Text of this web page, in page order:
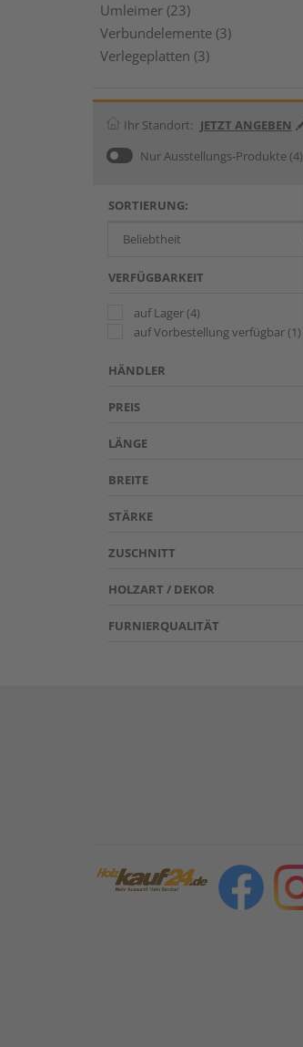
Umleimer (23)
Verbundelemente (3)
Verlegeplatten (3)
Ihr Standort: JETZT ANGEBEN
Nur Ausstellungs-Produkte (4)
SORTIERUNG:
VERFÜGBARKEIT
auf Lager(4)
auf Vorbestellung verfügbar(1)
HÄNDLER
PREIS
LÄNGE
BREITE
STÄRKE
ZUSCHNITT
HOLZART / DEKOR
FURNIERQUALITÄT